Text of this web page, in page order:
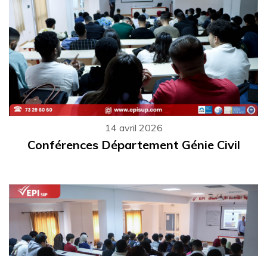
14 avril 2026
Conférences Département Génie Civil